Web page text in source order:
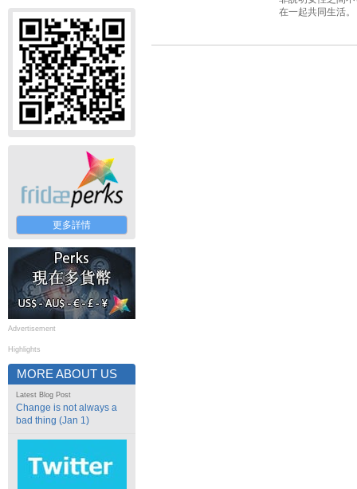
更多詳情
Advertisement
Highlights
MORE ABOUT US
Latest Blog Post
Change is not always a
bad thing (Jan 1)
在一起共同生活。